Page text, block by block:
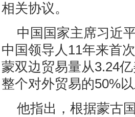
相关协议。
中国国家主席习近
中国领导人11年来首
蒙双边贸易量从3.24
整个对外贸易的50%以
他指出，根据蒙古